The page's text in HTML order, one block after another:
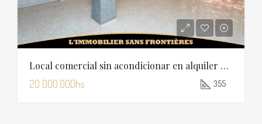
Local comercial sin acondicionar en alquiler en Charaf — 355 m²
20 000.00Dhs 355